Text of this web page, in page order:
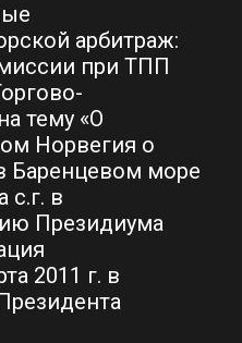
арбитраж:
при ТПП
тему «О
Норвегия о
Баренцевом море
с.г. в
Президиума
2011 г. в